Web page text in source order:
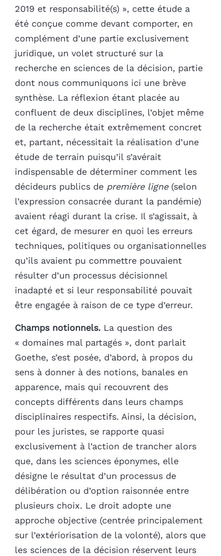
2019 et responsabilité(s) », cette étude a
été conçue comme devant comporter, en
complément d’une partie exclusivement
juridique, un volet structuré sur la
recherche en sciences de la décision, partie
dont nous communiquons ici une brève
synthèse. La réflexion étant placée au
confluent de deux disciplines, l’objet même
de la recherche était extrêmement concret
et, partant, nécessitait la réalisation d’une
étude de terrain puisqu’il s’avérait
indispensable de déterminer comment les
décideurs publics de première ligne(selon
l’expression consacrée durant la pandémie)
avaient réagi durant la crise. Il s’agissait, à
cet égard, de mesurer en quoi les erreurs
techniques, politiques ou organisationnelles
qu’ils avaient pu commettre pouvaient
résulter d’un processus décisionnel
inadapté et si leur responsabilité pouvait
être engagée à raison de ce type d’erreur.
Champs notionnels. La question des
« domaines mal partagés », dont parlait
Goethe, s’est posée, d’abord, à propos du
sens à donner à des notions, banales en
apparence, mais qui recouvrent des
concepts différents dans leurs champs
disciplinaires respectifs. Ainsi, la décision,
pour les juristes, se rapporte quasi
exclusivement à l’action de trancher alors
que, dans les sciences éponymes, elle
désigne le résultat d’un processus de
délibération ou d’option raisonnée entre
plusieurs choix. Le droit adopte une
approche objective (centrée principalement
sur l’extériorisation de la volonté), alors que
les sciences de la décision réservent leurs